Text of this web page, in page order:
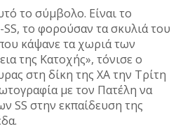
το σύμβολο. Είναι το
το φορούσαν τα σκυλιά του
κάψανε τα χωριά των
της Κατοχής», τόνισε ο
στη δίκη της ΧΑ την Τρίτη
με τον Πατέλη να
SS στην εκπαίδευση της